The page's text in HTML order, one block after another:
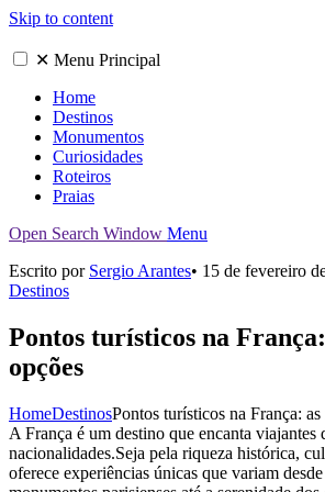
Skip to content
✕ Menu Principal
Home
Destinos
Monumentos
Curiosidades
Roteiros
Praias
Open Search Window Menu
Escrito por Sergio Arantes• 15 de fevereiro
Destinos
Pontos turísticos na
opções
HomeDestinosPontos turísticos na França:
A França é um destino que encanta viajantes
nacionalidades.Seja pela riqueza histórica,
oferece experiências únicas que variam